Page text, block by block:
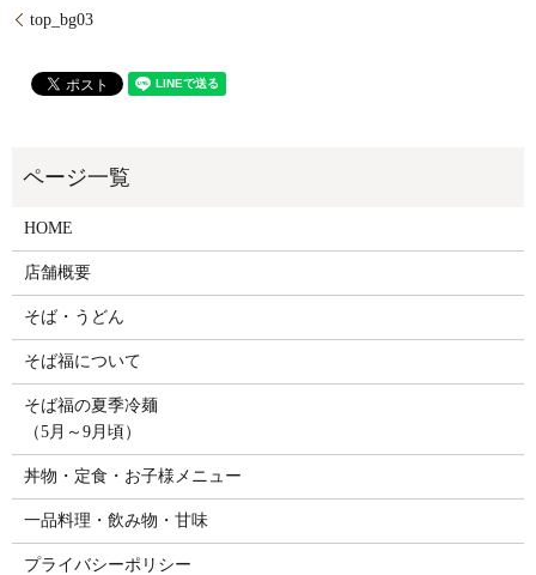
top_bg03
HOME
店舗概要
そば・うどん
そば福について
そば福の夏季冷麺
（5月～9月頃）
丼物・定食・お子様メニュー
一品料理・飲み物・甘味
プライバシーポリシー